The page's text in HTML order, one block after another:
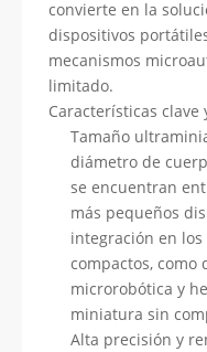
convierte en la
dispositivos
mecanismos
limitado.
Características clave
Tamaño
diámetro de
se encuentran
más pequeños
integración en
compactos, como
microrobótica y
miniatura sin
Alta precisión y